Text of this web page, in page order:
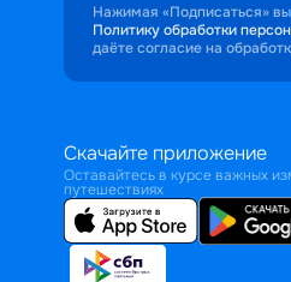
Нажимая «Подписаться»
Политику обработки
даёте согласие на
Скачайте приложение
Оставайтесь в курсе важных
путешествиях